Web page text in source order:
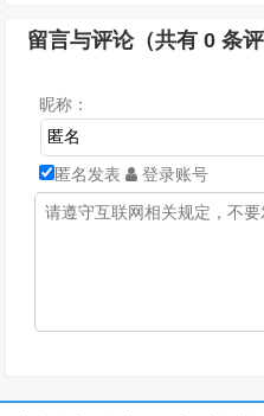
留言与评论（共有0 条评
昵称：
匿名发表 登录账号